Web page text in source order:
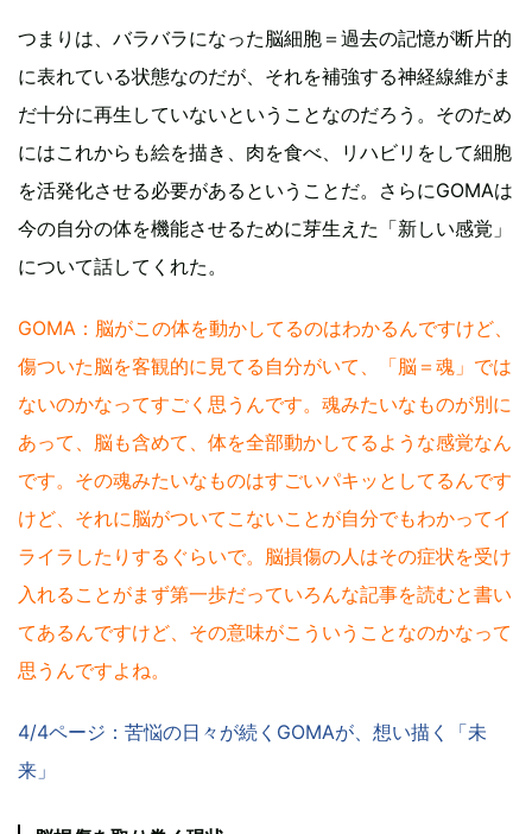
つまりは、バラバラになった脳細胞＝過去の記憶が断片的
に表れている状態なのだが、それを補強する神経線維がま
だ十分に再生していないということなのだろう。そのため
にはこれからも絵を描き、肉を食べ、リハビリをして細胞
を活発化させる必要があるということだ。さらにGOMAは
今の自分の体を機能させるために芽生えた「新しい感覚」
について話してくれた。
GOMA：脳がこの体を動かしてるのはわかるんですけど、
傷ついた脳を客観的に見てる自分がいて、「脳＝魂」では
ないのかなってすごく思うんです。魂みたいなものが別に
あって、脳も含めて、体を全部動かしてるような感覚なん
です。その魂みたいなものはすごいパキッとしてるんです
けど、それに脳がついてこないことが自分でもわかってイ
ライラしたりするぐらいで。脳損傷の人はその症状を受け
入れることがまず第一歩だっていろんな記事を読むと書い
てあるんですけど、その意味がこういうことなのかなって
思うんですよね。
4/4ページ：苦悩の日々が続くGOMAが、想い描く「未
来」